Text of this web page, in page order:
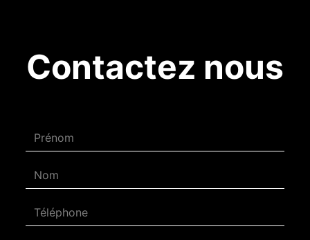
Contactez nous